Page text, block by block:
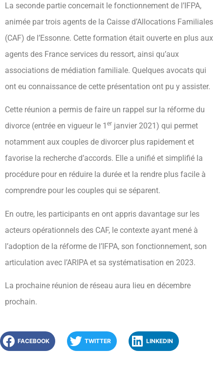
La seconde partie concernait le fonctionnement de l’IFPA,
animée par trois agents de la Caisse d’Allocations Familiales
(CAF) de l’Essonne. Cette formation était ouverte en plus aux
agents des France services du ressort, ainsi qu’aux
associations de médiation familiale. Quelques avocats qui
ont eu connaissance de cette présentation ont pu y assister.
Cette réunion a permis de faire un rappel sur la réforme du
divorce (entrée en vigueur le 1 er janvier 2021) qui permet
notamment aux couples de divorcer plus rapidement et
favorise la recherche d’accords. Elle a unifié et simplifié la
procédure pour en réduire la durée et la rendre plus facile à
comprendre pour les couples qui se séparent.
En outre, les participants en ont appris davantage sur les
acteurs opérationnels des CAF, le contexte ayant mené à
l’adoption de la réforme de l’IFPA, son fonctionnement, son
articulation avec l’ARIPA et sa systématisation en 2023.
La prochaine réunion de réseau aura lieu en décembre
prochain.
FACEBOOK TWITTER LINKEDIN